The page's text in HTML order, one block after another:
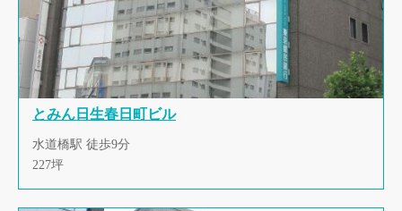
とみん日生春日町ビル
水道橋駅 徒歩9分
227坪